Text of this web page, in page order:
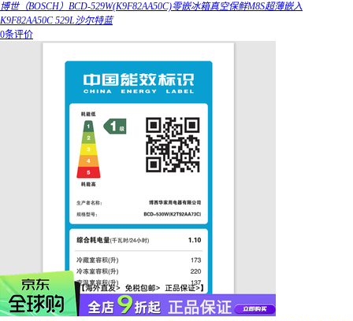
博世（BOSCH）BCD-529W(K9F82AA50C)零嵌冰箱真空保鲜M8S超薄嵌入
K9F82AA50C 529L沙尔特蓝
0条评价